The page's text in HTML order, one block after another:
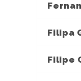
Filipa
Filipe